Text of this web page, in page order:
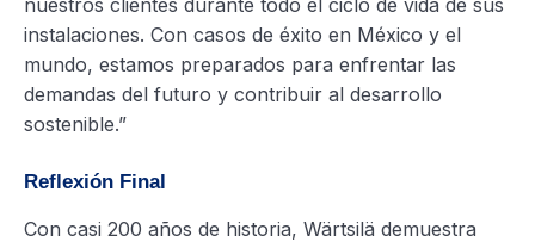
nuestros clientes durante todo el ciclo de vida de sus
instalaciones. Con casos de éxito en México y el
mundo, estamos preparados para enfrentar las
demandas del futuro y contribuir al desarrollo
sostenible.”
Reflexión Final
Con casi 200 años de historia, Wärtsilä demuestra